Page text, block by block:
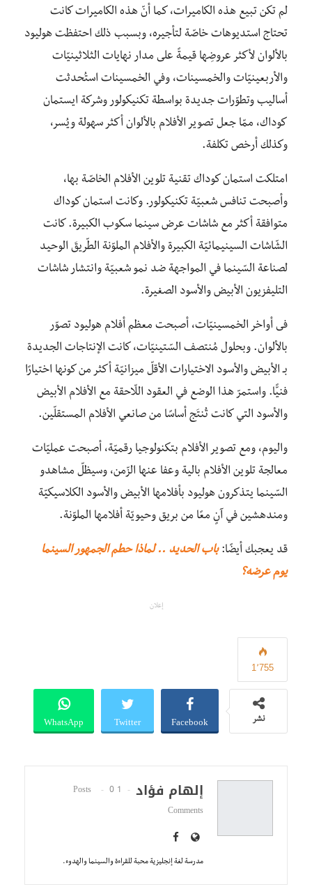
لم تكن تبيع هذه الكاميرات، كما أنّ هذه الكاميرات كانت
تحتاج استديوهات خاصّة لتأجيره، وبسبب ذلك احتفظت هوليود
بالألوان لأكثر عروضِها قيمةً على مدار نهايات الثلاثينيّات
والأربعينيّات والخمسينات، وفي الخمسينات استُحدثت
أساليب وتطوّرات جديدة بواسطة تكنيكولور وشركة ايستمان
كوداك، ممّا جعل تصوير الأفلام بالألوان أكثر سهولة ويُسر،
وكذلك أرخص تكلفة.
امتلكت استمان كوداك تقنية تلوين الأفلام الخاصّة بها،
وأصبحت تنافس شعبيّة تكنيكولور. وكانت استمان كوداك
متوافقة أكثر مع شاشات عرض سينما سكوب الكبيرة. كانت
الشّاشات السينيمائيّة الكبيرة والأفلام الملوّنة الطّريقَ الوحيد
لصناعة السّينما في المواجهة ضد نمو شعبيّة وانتشار شاشات
التليفزيون الأبيض والأسود الصغيرة.
فى أواخر الخمسينيّات، أصبحت معظم أفلام هوليود تصوّر
بالألوان. وبحلول مُنتصف السّتينيّات، كانت الإنتاجات الجديدة
بـ الأبيض والأسود الاختيارات الأقلّ ميزانيّة أكثر من كونها اختيارًا
فنيًّا. واستمرّ هذا الوضع في العقود اللّاحقة مع الأفلام الأبيض
والأسود التي كانت تُنتَج أساسًا من صانعي الأفلام المستقلّين.
واليوم، ومع تصوير الأفلام بتكنولوجيا رقميّة، أصبحت عمليّات
معالجة تلوين الأفلام بالية وعفا عنها الزّمن، وسيظلّ مشاهدو
السّينما يتذكرون هوليود بأفلامها الأبيض والأسود الكلاسيكيّة
ومندهشين في آنٍ معًا من بريق وحيويّة أفلامها الملوّنة.
قد يعجبك أيضًا:باب الحديد .. لماذا حطم الجمهور السينما
يوم عرضه؟
إعلان
1٬755
نشر Facebook
Twitter
WhatsApp
إلهام فؤاد 1 Posts
0
Comments
مدرسة لغة إنجليزية محبة للقراءة والسينما والهدوء.